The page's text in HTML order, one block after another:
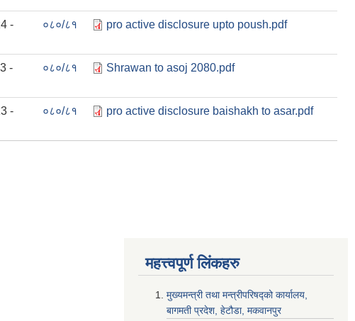
-
०८०/८१ pro active disclosure upto poush.pdf
-
०८०/८१ Shrawan to asoj 2080.pdf
-
०८०/८१ pro active disclosure baishakh to asar.pdf
महत्त्वपूर्ण लि‌ंकहरु
मुख्यमन्त्री तथा मन्त्रीपरिषद्को कार्यालय,
बागमती प्रदेश, हेटौडा, मकवानपुर